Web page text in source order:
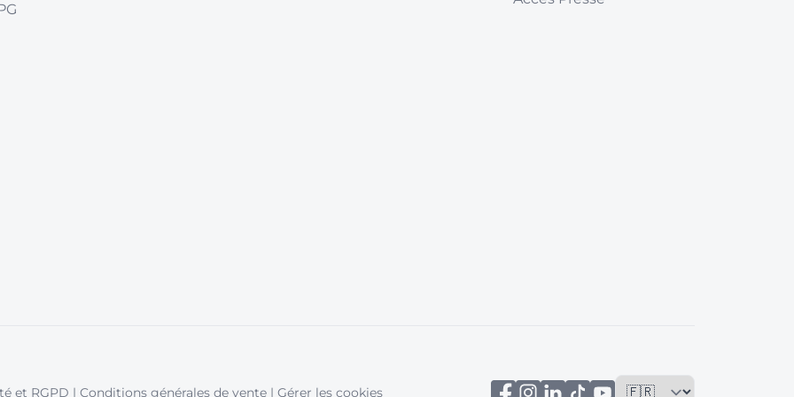
et RGPD | Conditions générales de vente | Gérer les cookies